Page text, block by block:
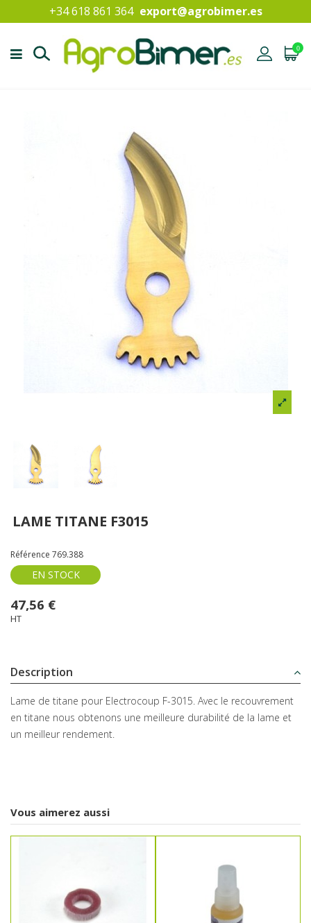
+34 618 861 364 export@agrobimer.es
0
LAME TITANE F3015
Référence 769.388
EN STOCK
47,56 €
HT
Description
Lame de titane pour Electrocoup F-3015. Avec le recouvrement
en titane nous obtenons une meilleure durabilité de la lame et
un meilleur rendement.
Vous aimerez aussi